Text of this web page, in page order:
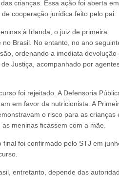
crianças. Essa ação foi aberta em
cooperação jurídica feito pelo pai.
à Irlanda, o juiz de primeira
Brasil. No entanto, no ano
ordenando a imediata devolução
Justiça, acompanhado por
foi rejeitado. A Defensoria
em favor da nutricionista. A
o risco para as crianças
meninas ficassem com a mãe.
foi confirmado pelo STJ em
entretanto, depende das